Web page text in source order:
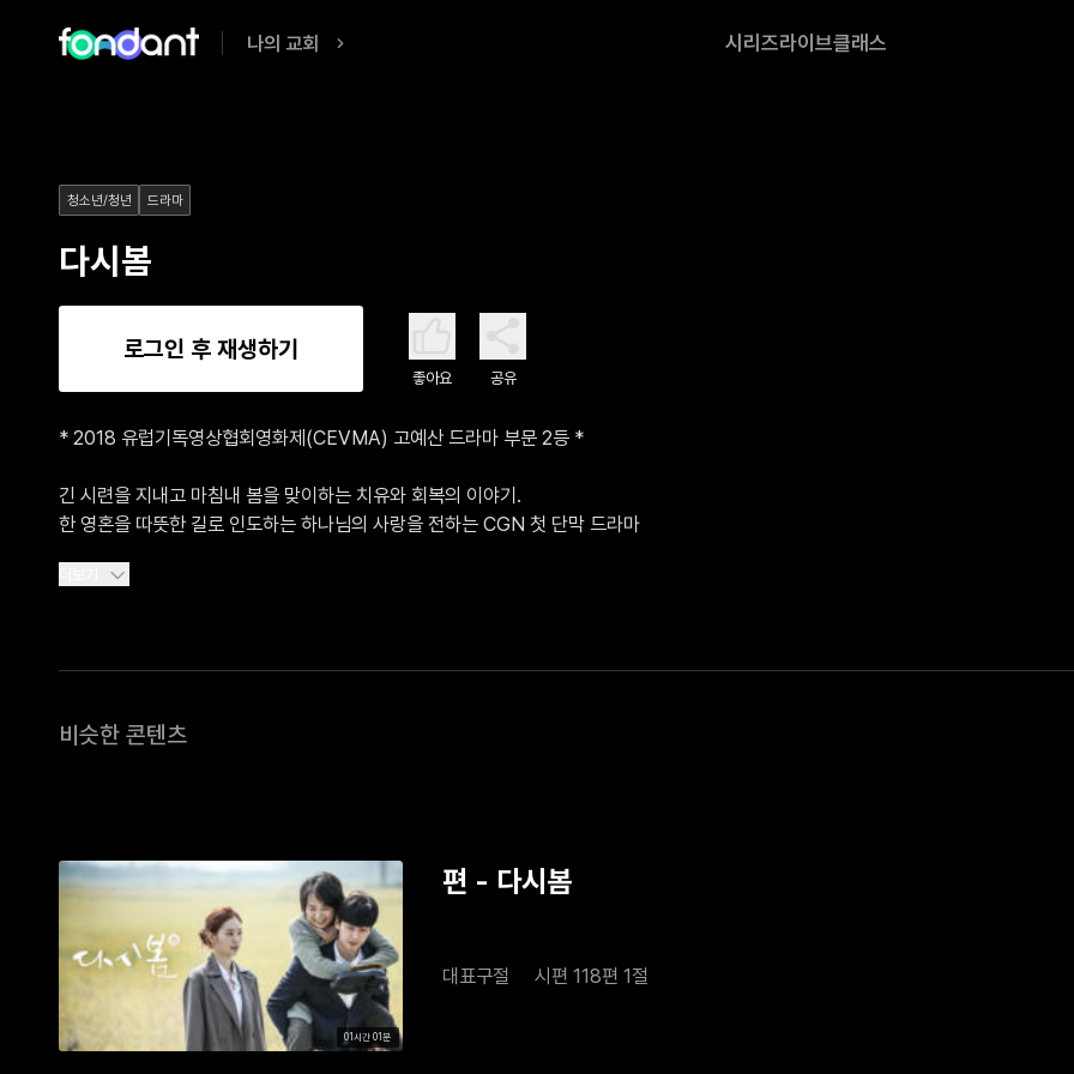
나의 교회 시리즈라이브클래스
청소년/청년 드라마
다시봄
로그인 후 재생하기
좋아요 공유
* 2018 유럽기독영상협회영화제(CEVMA) 고예산 드라마 부문 2등 *
긴 시련을 지내고 마침내 봄을 맞이하는 치유와 회복의 이야기.
한 영혼을 따뜻한 길로 인도하는 하나님의 사랑을 전하는 CGN 첫 단막 드라마
비슷한 콘텐츠
01시간 01분
편 - 다시봄
대표구절 시편 118편 1절